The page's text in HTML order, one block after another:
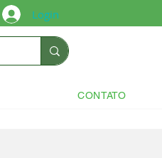
Login
CONTATO